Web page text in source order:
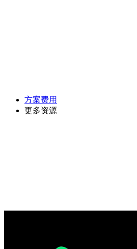
方案费用
更多资源